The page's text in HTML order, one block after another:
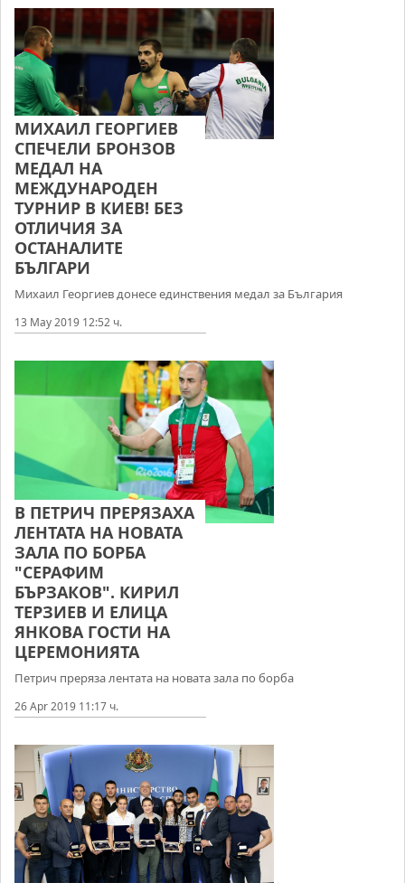
МИХАИЛ ГЕОРГИЕВ
СПЕЧЕЛИ БРОНЗОВ
МЕДАЛ НА
МЕЖДУНАРОДЕН
ТУРНИР В КИЕВ! БЕЗ
ОТЛИЧИЯ ЗА
ОСТАНАЛИТЕ
БЪЛГАРИ
Михаил Георгиев донесе единствения медал за България
13 May 2019 12:52 ч.
В ПЕТРИЧ ПРЕРЯЗАХА
ЛЕНТАТА НА НОВАТА
ЗАЛА ПО БОРБА
"СЕРАФИМ
БЪРЗАКОВ". КИРИЛ
ТЕРЗИЕВ И ЕЛИЦА
ЯНКОВА ГОСТИ НА
ЦЕРЕМОНИЯТА
Петрич преряза лентата на новата зала по борба
26 Apr 2019 11:17 ч.